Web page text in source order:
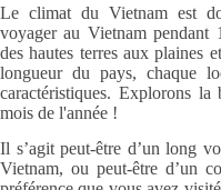
Le climat du Vietnam est
voyager au Vietnam pendant
des hautes terres aux plaines
longueur du pays, chaque
caractéristiques. Explorons
mois de l'année !
Il s’agit peut-être d’un long
Vietnam, ou peut-être d’un